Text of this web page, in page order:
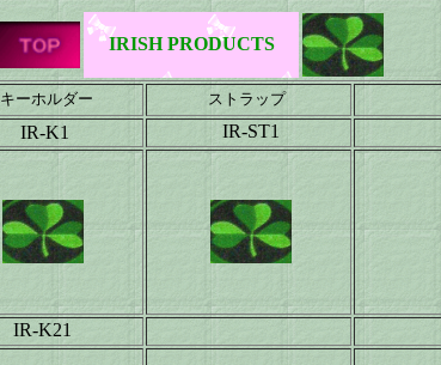
IRISH PRODUCTS
キーホルダー ストラップ
IR-K1 IR-ST1
IR-K21